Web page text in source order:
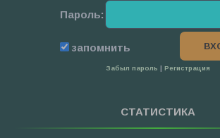
Пароль:
запомнить
Забыл пароль Регистрация
СТАТИСТИКА